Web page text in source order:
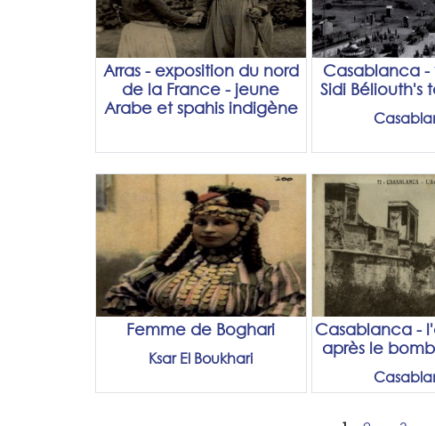
Arras - exposition du nord
de la France - jeune
Arabe et spahis indigène
Casablanca -
Sidi Béliouth's
Femme de Boghari
Ksar El Boukhari
Casablanca -
après le